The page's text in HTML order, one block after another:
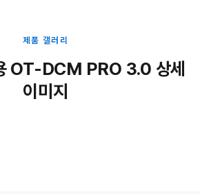
제품 갤러리
OT-DCM PRO 3.0 상세
이미지